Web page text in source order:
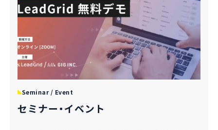
Seminar / Event
セミナー・イベント